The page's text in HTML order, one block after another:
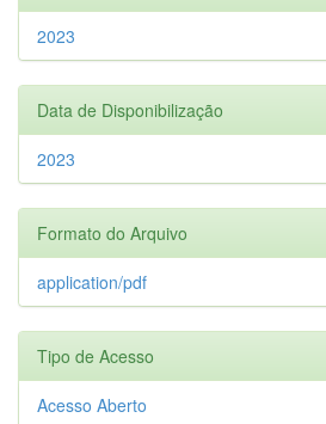
2023
Data de Disponibilização
2023
Formato do Arquivo
application/pdf
Tipo de Acesso
Acesso Aberto